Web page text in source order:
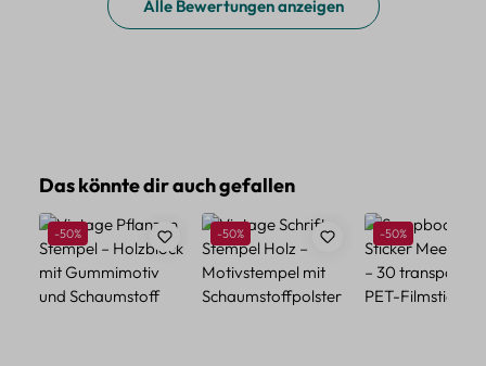
Alle Bewertungen anzeigen
Produktgalerie überspringen
Das könnte dir auch gefallen
Rabatt
-50% Rabatt
-50% Rabatt
-50%